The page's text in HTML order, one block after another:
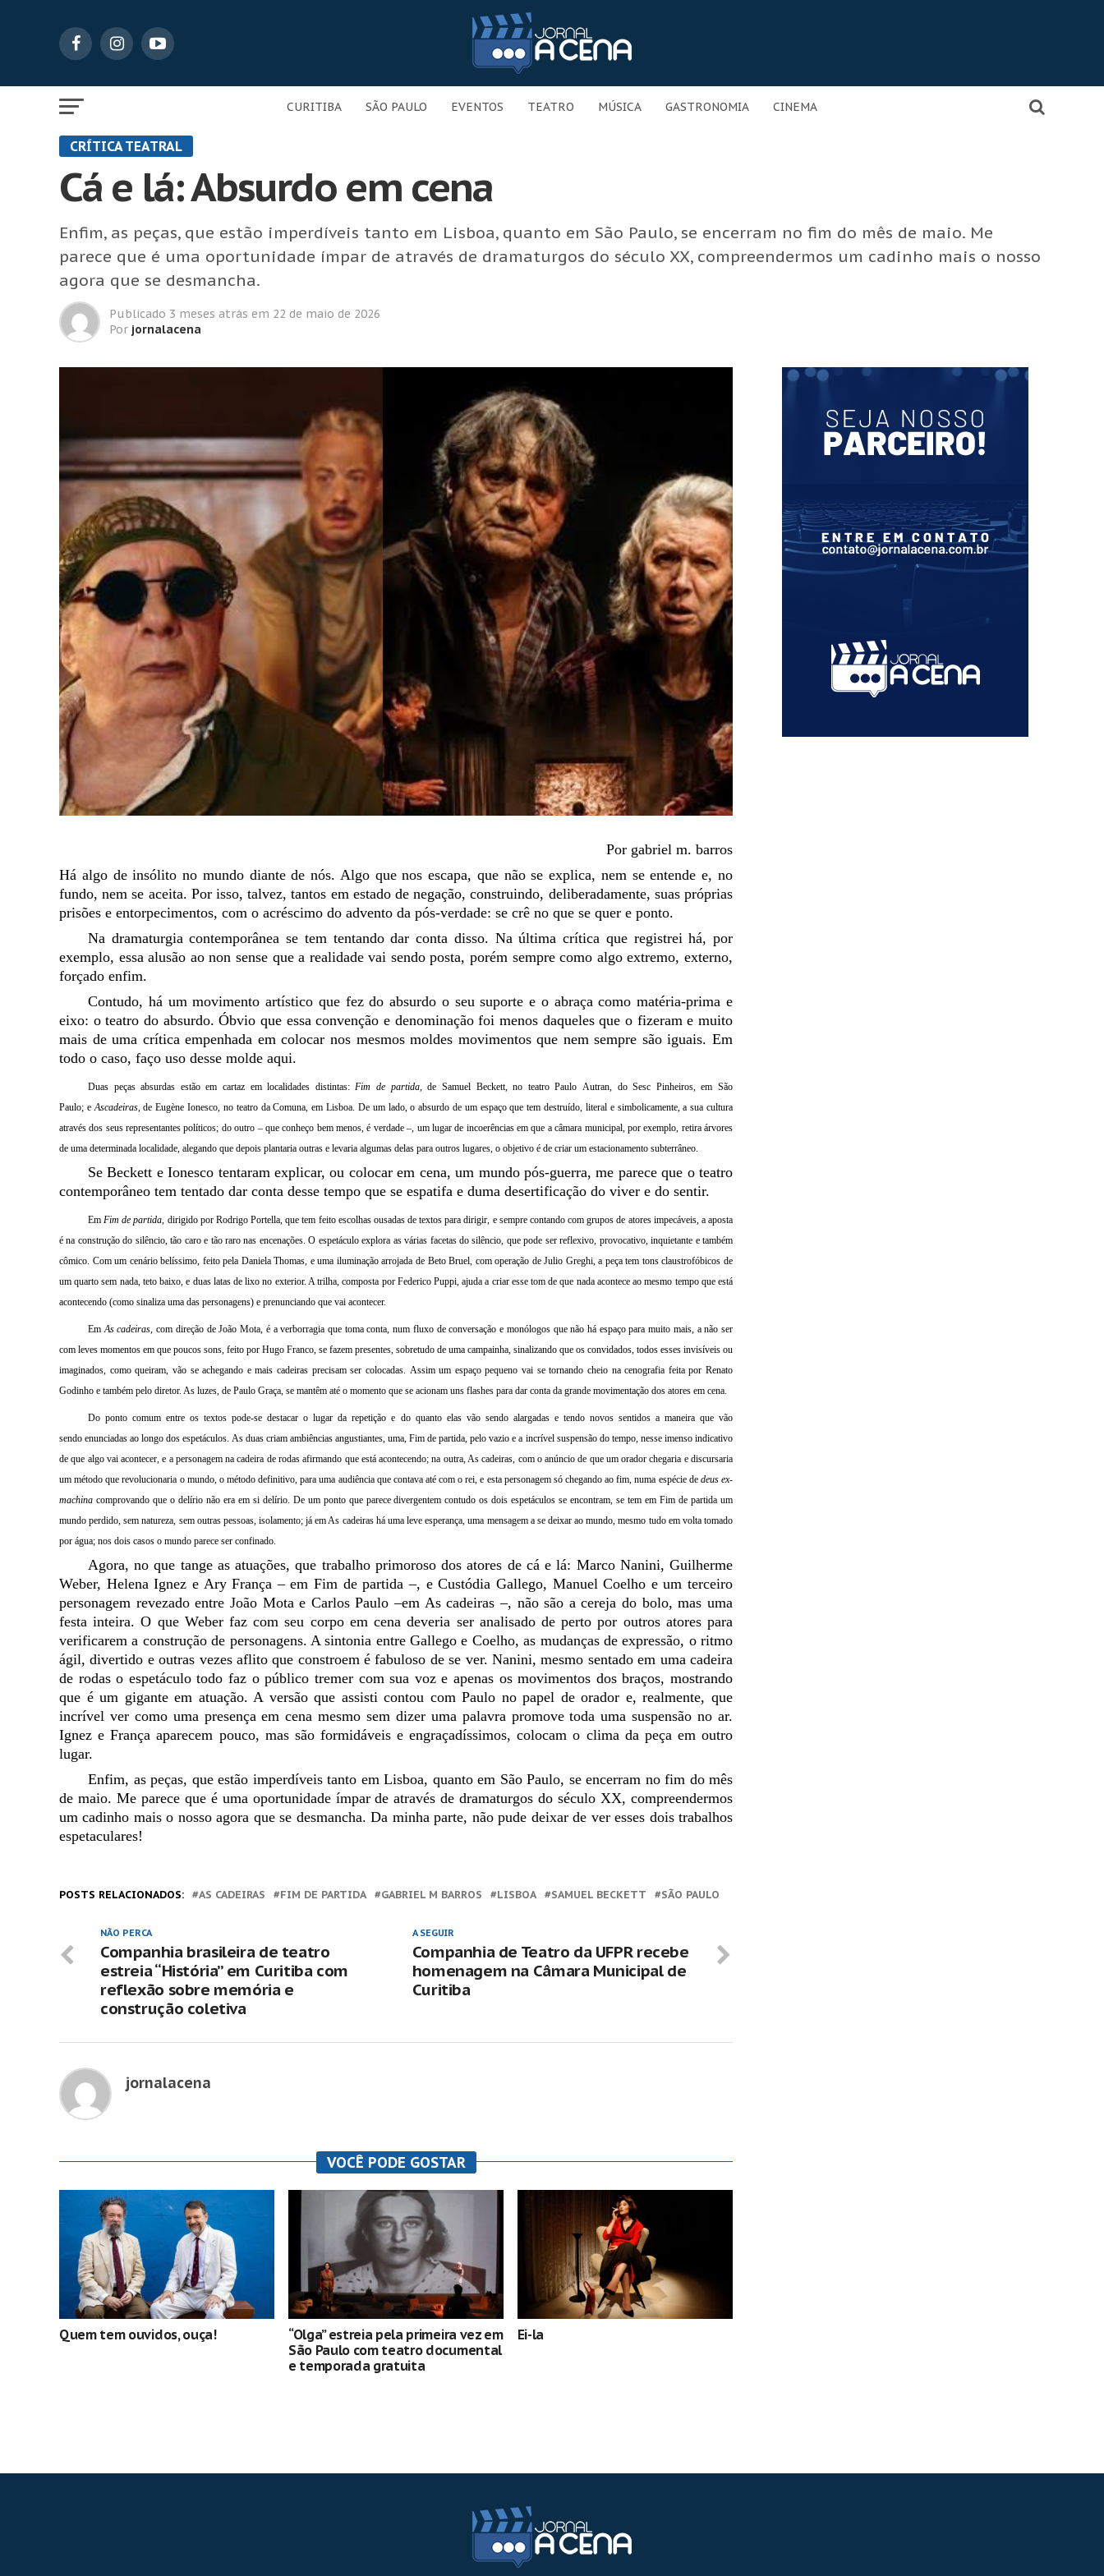
CURITIBA SÃO PAULO EVENTOS TEATRO MÚSICA GASTRONOMIA CINEMA
CRÍTICA TEATRAL
Cá e lá: Absurdo em cena
Enfim, as peças, que estão imperdíveis tanto em Lisboa, quanto em São Paulo, se encerram no fim do mês de maio. Me
parece que é uma oportunidade ímpar de através de dramaturgos do século XX, compreendermos um cadinho mais o nosso
agora que se desmancha.
Publicado 3 meses atrás em 22 de maio de 2026
Por jornalacena
Por gabriel m. barros
Há algo de insólito no mundo diante de nós. Algo que nos escapa, que não se explica, nem se entende e, no
fundo, nem se aceita. Por isso, talvez, tantos em estado de negação, construindo, deliberadamente, suas próprias
prisões e entorpecimentos, com o acréscimo do advento da pós-verdade: se crê no que se quer e ponto.
Na dramaturgia contemporânea se tem tentando dar conta disso. Na última crítica que registrei há, por
exemplo, essa alusão ao non sense que a realidade vai sendo posta, porém sempre como algo extremo, externo,
forçado enfim.
Contudo, há um movimento artístico que fez do absurdo o seu suporte e o abraça como matéria-prima e
eixo: o teatro do absurdo. Óbvio que essa convenção e denominação foi menos daqueles que o fizeram e muito
mais de uma crítica empenhada em colocar nos mesmos moldes movimentos que nem sempre são iguais. Em
todo o caso, faço uso desse molde aqui.
Duas peças absurdas estão em cartaz em localidades distintas: Fim de partida, de Samuel Beckett, no teatro Paulo Autran, do Sesc Pinheiros, em São
Paulo; e Ascadeiras, de Eugène Ionesco, no teatro da Comuna, em Lisboa. De um lado, o absurdo de um espaço que tem destruído, literal e simbolicamente, a sua cultura
através dos seus representantes políticos; do outro – que conheço bem menos, é verdade –, um lugar de incoerências em que a câmara municipal, por exemplo, retira árvores
de uma determinada localidade, alegando que depois plantaria outras e levaria algumas delas para outros lugares, o objetivo é de criar um estacionamento subterrâneo.
Se Beckett e Ionesco tentaram explicar, ou colocar em cena, um mundo pós-guerra, me parece que o teatro
contemporâneo tem tentado dar conta desse tempo que se espatifa e duma desertificação do viver e do sentir.
Em Fim de partida, dirigido por Rodrigo Portella, que tem feito escolhas ousadas de textos para dirigir, e sempre contando com grupos de atores impecáveis, a aposta
é na construção do silêncio, tão caro e tão raro nas encenações. O espetáculo explora as várias facetas do silêncio, que pode ser reflexivo, provocativo, inquietante e também
cômico. Com um cenário belíssimo, feito pela Daniela Thomas, e uma iluminação arrojada de Beto Bruel, com operação de Julio Greghi, a peça tem tons claustrofóbicos de
um quarto sem nada, teto baixo, e duas latas de lixo no exterior. A trilha, composta por Federico Puppi, ajuda a criar esse tom de que nada acontece ao mesmo tempo que está
acontecendo (como sinaliza uma das personagens) e prenunciando que vai acontecer.
Em As cadeiras, com direção de João Mota, é a verborragia que toma conta, num fluxo de conversação e monólogos que não há espaço para muito mais, a não ser
com leves momentos em que poucos sons, feito por Hugo Franco, se fazem presentes, sobretudo de uma campainha, sinalizando que os convidados, todos esses invisíveis ou
imaginados, como queiram, vão se achegando e mais cadeiras precisam ser colocadas. Assim um espaço pequeno vai se tornando cheio na cenografia feita por Renato
Godinho e também pelo diretor. As luzes, de Paulo Graça, se mantêm até o momento que se acionam uns flashes para dar conta da grande movimentação dos atores em cena.
Do ponto comum entre os textos pode-se destacar o lugar da repetição e do quanto elas vão sendo alargadas e tendo novos sentidos a maneira que vão
sendo enunciadas ao longo dos espetáculos. As duas criam ambiências angustiantes, uma, Fim de partida, pelo vazio e a incrível suspensão do tempo, nesse imenso indicativo
de que algo vai acontecer, e a personagem na cadeira de rodas afirmando que está acontecendo; na outra, As cadeiras, com o anúncio de que um orador chegaria e discursaria
um método que revolucionaria o mundo, o método definitivo, para uma audiência que contava até com o rei, e esta personagem só chegando ao fim, numa espécie de deus ex-
machina comprovando que o delírio não era em si delírio. De um ponto que parece divergentem contudo os dois espetáculos se encontram, se tem em Fim de partida um
mundo perdido, sem natureza, sem outras pessoas, isolamento; já em As cadeiras há uma leve esperança, uma mensagem a se deixar ao mundo, mesmo tudo em volta tomado
por água; nos dois casos o mundo parece ser confinado.
Agora, no que tange as atuações, que trabalho primoroso dos atores de cá e lá: Marco Nanini, Guilherme
Weber, Helena Ignez e Ary França – em Fim de partida –, e Custódia Gallego, Manuel Coelho e um terceiro
personagem revezado entre João Mota e Carlos Paulo –em As cadeiras –, não são a cereja do bolo, mas uma
festa inteira. O que Weber faz com seu corpo em cena deveria ser analisado de perto por outros atores para
verificarem a construção de personagens. A sintonia entre Gallego e Coelho, as mudanças de expressão, o ritmo
ágil, divertido e outras vezes aflito que constroem é fabuloso de se ver. Nanini, mesmo sentado em uma cadeira
de rodas o espetáculo todo faz o público tremer com sua voz e apenas os movimentos dos braços, mostrando
que é um gigante em atuação. A versão que assisti contou com Paulo no papel de orador e, realmente, que
incrível ver como uma presença em cena mesmo sem dizer uma palavra promove toda uma suspensão no ar.
Ignez e França aparecem pouco, mas são formidáveis e engraçadíssimos, colocam o clima da peça em outro
lugar.
Enfim, as peças, que estão imperdíveis tanto em Lisboa, quanto em São Paulo, se encerram no fim do mês
de maio. Me parece que é uma oportunidade ímpar de através de dramaturgos do século XX, compreendermos
um cadinho mais o nosso agora que se desmancha. Da minha parte, não pude deixar de ver esses dois trabalhos
espetaculares!
POSTS RELACIONADOS: AS CADEIRAS FIM DE PARTIDA GABRIEL M BARROS LISBOA SAMUEL BECKETT SÃO PAULO
A SEGUIR
Companhia de Teatro da UFPR recebe
homenagem na Câmara Municipal de
Curitiba
NÃO PERCA
Companhia brasileira de teatro
estreia “História” em Curitiba com
reflexão sobre memória e
construção coletiva
jornalacena
VOCÊ PODE GOSTAR
Quem tem ouvidos, ouça!
“Olga” estreia pela primeira vez em
São Paulo com teatro documental
e temporada gratuita
Ei-la